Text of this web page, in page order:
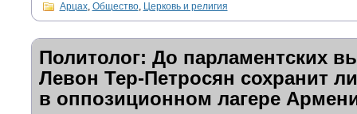
Арцах, Общество, Церковь и религия
Политолог: До парламентских
Левон Тер-Петросян сохранит
в оппозиционном лагере